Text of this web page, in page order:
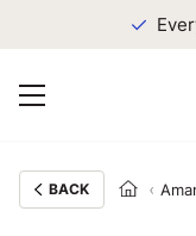
BACK